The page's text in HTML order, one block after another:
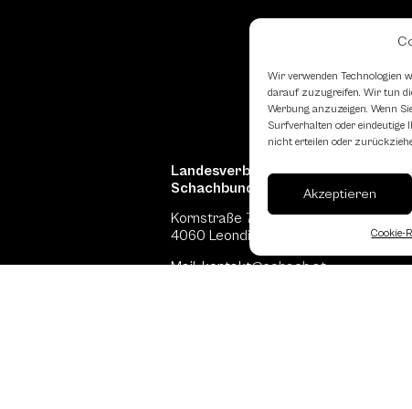
Wir verwenden Technologien
darauf zuzugreifen. Wir tun
Werbung anzuzeigen. Wenn
Surfverhalten oder eindeutige
nicht erteilen oder
Akzeptieren
Cookie-
Landesverband Oberösterreich
Schachbundes
Kornstraße 7A
4060 Leonding
Mail: kontakt@schach.at